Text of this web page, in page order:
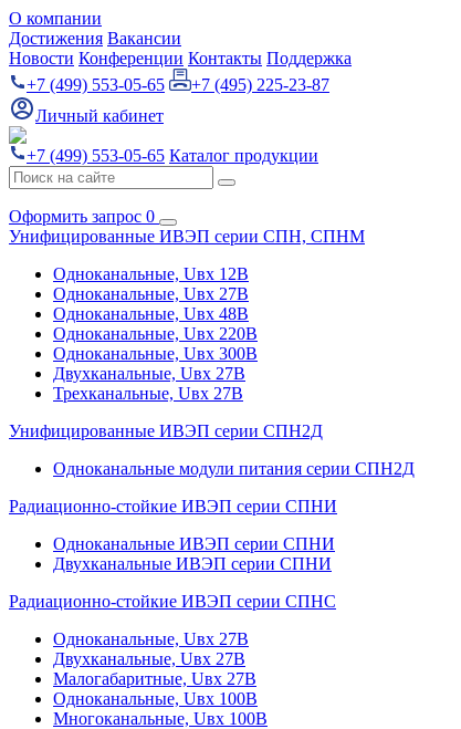
О компании
Достижения Вакансии
Новости Конференции Контакты Поддержка
+7 (499) 553-05-65
+7 (495) 225-23-87
Личный кабинет
+7 (499) 553-05-65 Каталог продукции
Оформить запрос 0
Унифицированные ИВЭП серии СПН, СПНМ
Одноканальные, Uвх 12В
Одноканальные, Uвх 27В
Одноканальные, Uвх 48В
Одноканальные, Uвх 220В
Одноканальные, Uвх 300В
Двухканальные, Uвх 27В
Трехканальные, Uвх 27В
Унифицированные ИВЭП серии СПН2Д
Одноканальные модули питания серии СПН2Д
Радиационно-стойкие ИВЭП серии СПНИ
Одноканальные ИВЭП серии СПНИ
Двухканальные ИВЭП серии СПНИ
Радиационно-стойкие ИВЭП серии СПНС
Одноканальные, Uвх 27В
Двухканальные, Uвх 27В
Малогабаритные, Uвх 27В
Одноканальные, Uвх 100В
Многоканальные, Uвх 100В